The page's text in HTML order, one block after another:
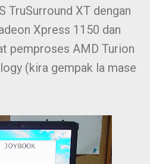
TruSurround XT dengan
Xpress 1150 dan
pemproses AMD Turion
(kira gempak la mase